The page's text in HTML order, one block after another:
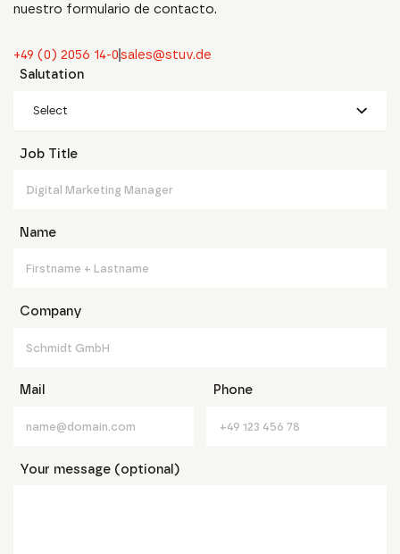
nuestro formulario de contacto.
+49 (0) 2056 14-0sales@stuv.de
Salutation
Select
Job Title
Name
Company
Mail Phone
Your message (optional)